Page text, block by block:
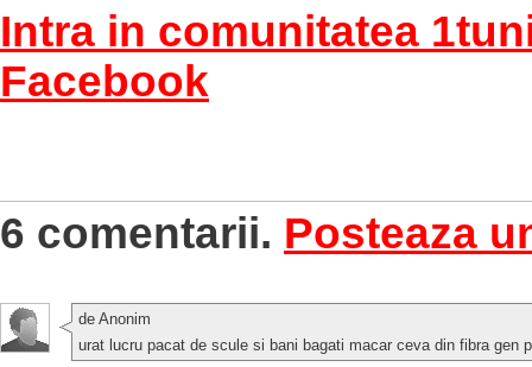
Intra in comunitatea
Facebook
6 comentarii. Posteaza
de Anonim
urat lucru pacat de scule si bani bagati macar ceva din fibra gen